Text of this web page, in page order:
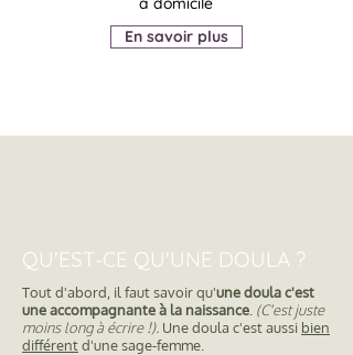
En savoir plus
QU'EST-CE QU'UNE DOULA ?
Tout d'abord, il faut savoir qu'une doula c'est
une accompagnante à la naissance (C'est juste
moins long à écrire !). Une doula c'est aussi bien
différentd'une sage-femme.